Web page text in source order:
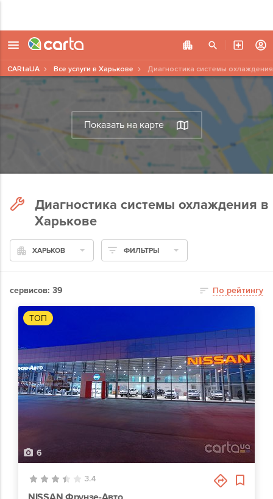
Показать на карте
CARtaUA Все услуги в Харькове Диагностика системы охлаждения
Диагностика системы охлаждения в
Харькове
ХАРЬКОВ ФИЛЬТРЫ
сервисов: 39 По рейтингу
ТОП
6
3.4